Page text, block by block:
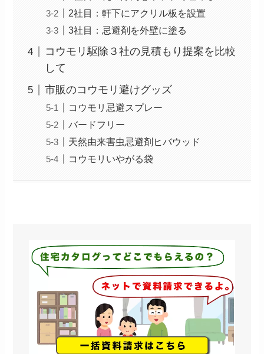
2社目：軒下にアクリル板を設置
3社目：忌避剤を外壁に塗る
コウモリ駆除３社の見積もり提案を比較
して
市販のコウモリ避けグッズ
コウモリ忌避スプレー
バードフリー
天然由来害虫忌避剤ヒバウッド
コウモリいやがる袋